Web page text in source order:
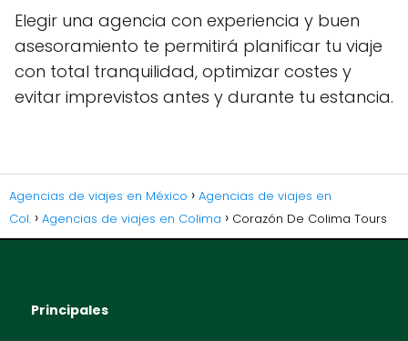
Elegir una agencia con experiencia y buen
asesoramiento te permitirá planificar tu viaje
con total tranquilidad, optimizar costes y
evitar imprevistos antes y durante tu estancia.
Agencias de viajes en México
Agencias de viajes en
Col.
Agencias de viajes en Colima Corazón De Colima Tours
Principales